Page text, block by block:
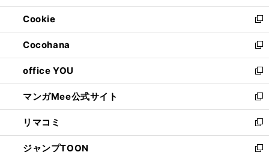
開
く
ウ
で
開
く
ン
ド
ウ
で
開
く
ウ
ィ
ン
ド
ウ
で
開
く
Cookie
新
し
い
ウ
ィ
ン
ド
ウ
で
開
く
Cocohana
新
し
い
ウ
ィ
ン
ド
ウ
で
office YOU
新
し
い
ウ
ィ
ン
ド
マンガMee公式サイト
新
し
い
ウ
ィ
リマコミ
新
し
ジャンプTOON